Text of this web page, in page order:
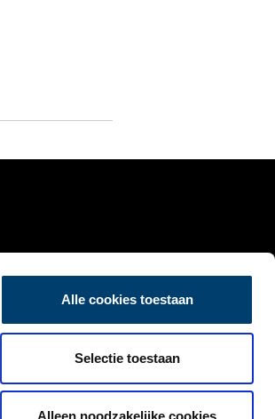
Alle cookies toestaan
Selectie toestaan
Alleen noodzakelijke cookies